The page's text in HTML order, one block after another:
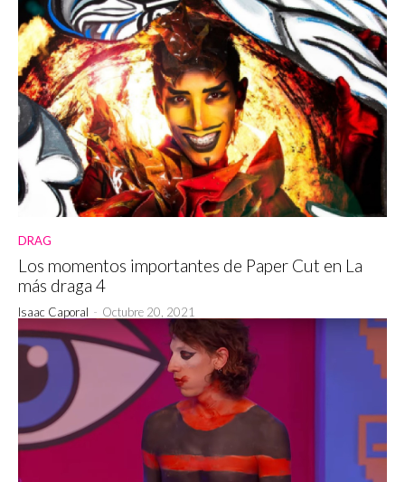
DRAG
Los momentos importantes de Paper Cut en La
más draga 4
Isaac Caporal - Octubre 20, 2021